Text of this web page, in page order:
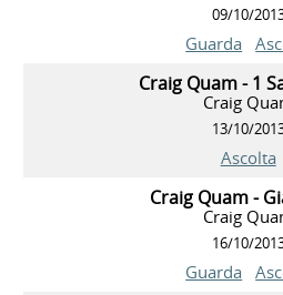
09/10/
Guarda
Craig Quam - 1
Craig
13/10/
Ascolta
Craig Quam -
Craig
16/10/
Guarda